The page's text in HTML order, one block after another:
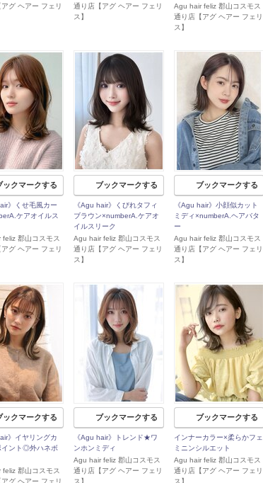
グ ヘアー フェリ
通り店【アグ ヘアー フェリ
ス】
Agu hair feliz 郡山コスモス
通り店【アグ ヘアー フェリ
ス】
ックマークする
》くせ毛風カー
ケアオイルス
郡山コスモス
グ ヘアー フェリ
ブックマークする
《Agu hair》くびれタフィ
ブラウン×numberA.ケアオ
イルスリーク
Agu hair feliz 郡山コスモス
通り店【アグ ヘアー フェリ
ス】
ブックマークする
《Agu hair》小顔似カット
ミディ×numberA.ヘアバタ
ー
Agu hair feliz 郡山コスモス
通り店【アグ ヘアー フェリ
ス】
ックマークする
》イヤリングカ
イント◎外ハネボ
郡山コスモス
グ ヘアー フェリ
ブックマークする
《Agu hair》トレンド★ワ
ンホンミディ
Agu hair feliz 郡山コスモス
通り店【アグ ヘアー フェリ
ス】
ブックマークする
インナーカラー×柔らかフェ
ミニンシルエット
Agu hair feliz 郡山コスモス
通り店【アグ ヘアー フェリ
ス】